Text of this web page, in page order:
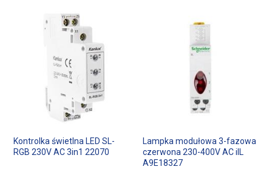
Kontrolka świetlna LED SL-
RGB 230V AC 3in1 22070
Lampka modułowa 3-fazowa
czerwona 230-400V AC iIL
A9E18327